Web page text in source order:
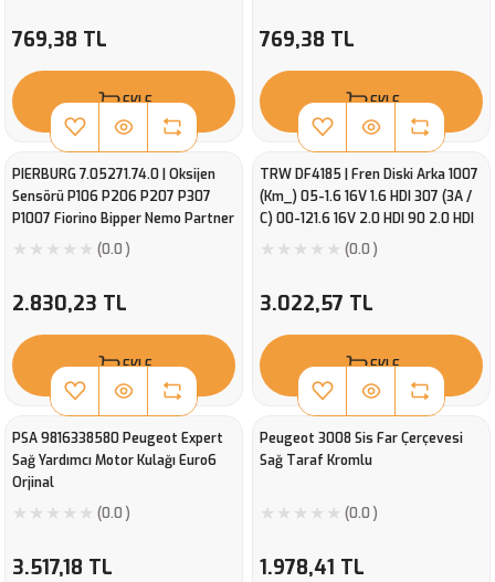
769,38 TL
EKLE
769,38 TL
EKLE
PIERBURG 7.05271.74.0 | Oksijen
Sensörü P106 P206 P207 P307
P1007 Fiorino Bipper Nemo Partner
Berlingo C2 C3 1.4
(0.0 )
2.830,23 TL
EKLE
TRW DF4185 | Fren Diski Arka 1007
(Km_) 05-1.6 16V 1.6 HDI 307 (3A /
C) 00-121.6 16V 2.0 HDI 90 2.0 HDI
110 1.4 1.4 HDI 2.0 HDI 135 1.4 16V 1.6
HDI 110 1.6 HDI 307 Break (3E) 02-
HDI 110 2.0 HDI 135 1.4 HDI 2.0 HDI
(0.0 )
3.022,57 TL
EKLE
PSA 9816338580 Peugeot Expert
Sağ Yardımcı Motor Kulağı Euro6
Orjinal
(0.0 )
3.517,18 TL
Peugeot 3008 Sis Far Çerçevesi
Sağ Taraf Kromlu
(0.0 )
1.978,41 TL